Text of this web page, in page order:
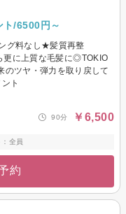
/6500円～
グ料なし★髪質再整
更に上質な毛髪に◎TOKIO
のツヤ・弾力を取り戻して
ト
90分 ￥6,500
全員
約